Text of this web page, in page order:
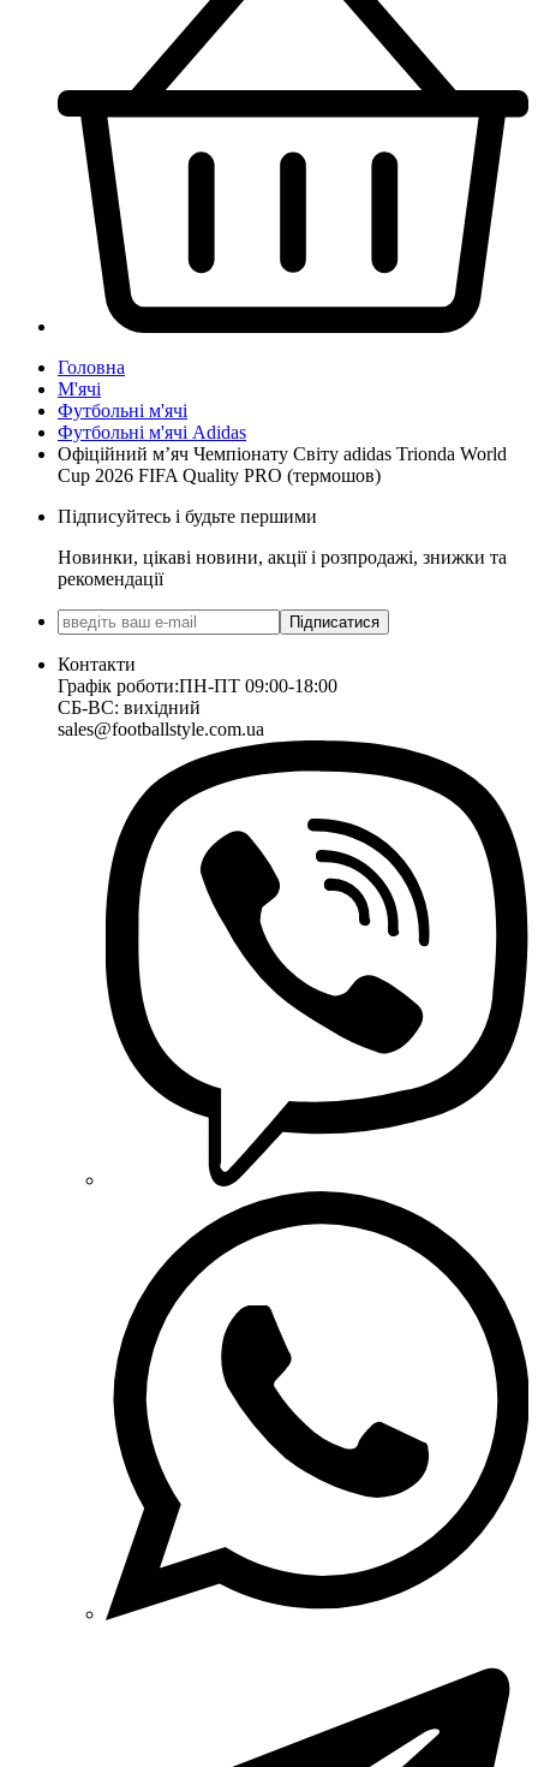
Головна
М'ячі
Футбольні м'ячі
Футбольні м'ячі Adidas
Офіційний мʼяч Чемпіонату Світу adidas Trionda World
Cup 2026 FIFA Quality PRO (термошов)
Підписуйтесь і будьте першими
Новинки, цікаві новини, акції і розпродажі, знижки та
рекомендації
Підписатися
Контакти
Графік роботи:ПН-ПТ 09:00-18:00
СБ-ВС: вихідний
sales@footballstyle.com.ua